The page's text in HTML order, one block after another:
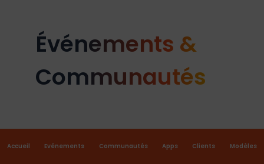
Événements &
Communautés
Accueil Evénements Communautés Apps Clients Modèles